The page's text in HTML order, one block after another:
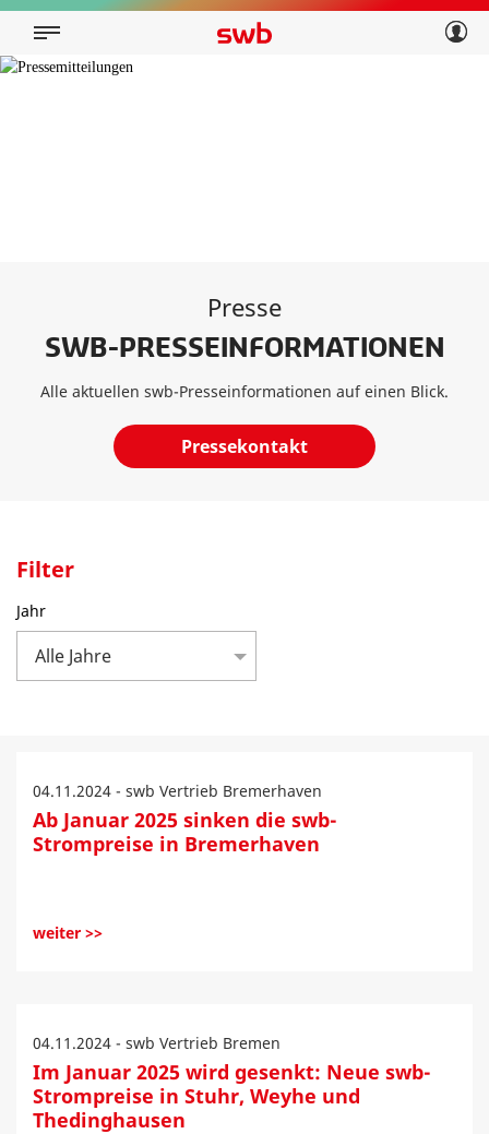
Privatkunden
Geschäftskunden
Presse
SWB-PRESSEINFORMATIONEN
Alle aktuellen swb-Presseinformationen auf einen Blick.
Pressekontakt
Filter
Jahr
Alle Jahre
04.11.2024 - swb Vertrieb Bremerhaven
Ab Januar 2025 sinken die swb-
Strompreise in Bremerhaven
weiter >>
04.11.2024 - swb Vertrieb Bremen
Im Januar 2025 wird gesenkt: Neue swb-
Strompreise in Stuhr, Weyhe und
Thedinghausen